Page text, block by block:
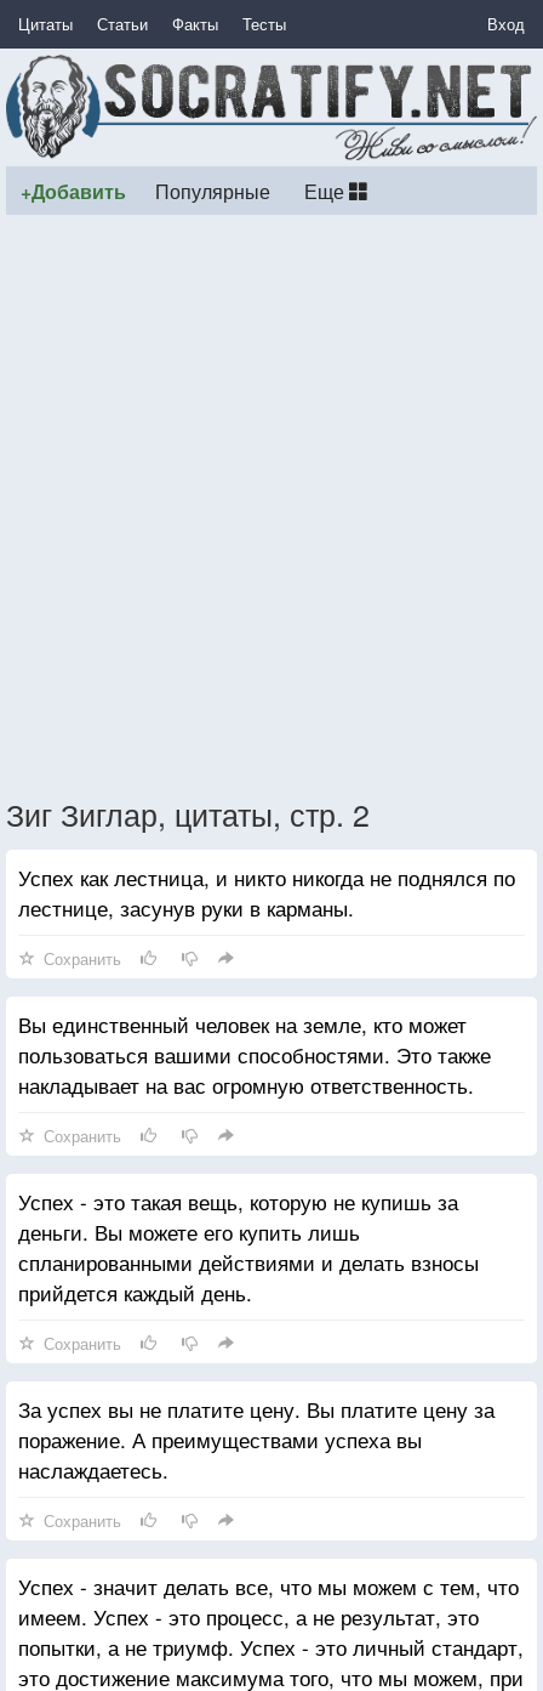
Цитаты Статьи Факты Тесты Вход
+Добавить Популярные Еще
Зиг Зиглар, цитаты, стр. 2
Успех как лестница, и никто никогда не поднялся по
лестнице, засунув руки в карманы.
Сохранить
Вы единственный человек на земле, кто может
пользоваться вашими способностями. Это также
накладывает на вас огромную ответственность.
Сохранить
Успех - это такая вещь, которую не купишь за
деньги. Вы можете его купить лишь
спланированными действиями и делать взносы
прийдется каждый день.
Сохранить
За успех вы не платите цену. Вы платите цену за
поражение. А преимуществами успеха вы
наслаждаетесь.
Сохранить
Успех - значит делать все, что мы можем с тем, что
имеем. Успех - это процесс, а не результат, это
попытки, а не триумф. Успех - это личный стандарт,
это достижение максимума того, что мы можем, при